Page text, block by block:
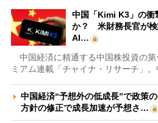
中国「Kimi K3」の衝
か？ 米財務長官が検
AI…
中国経済に精通する中国株投資の第
ミアム連載「チャイナ・リサーチ」。
中国経済“予想外の低成長”で政策
方針の修正で成長加速が予想さ…